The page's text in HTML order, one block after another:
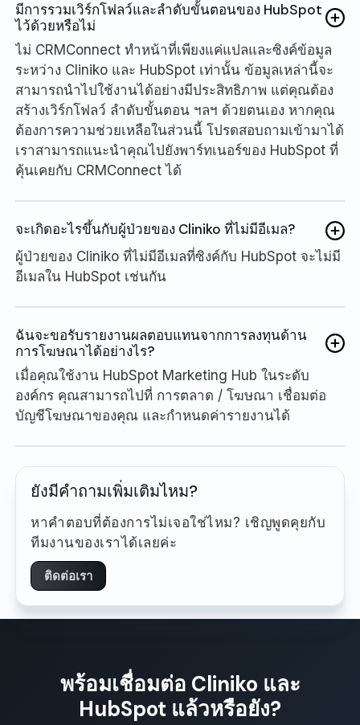
มีการรวมเวิร์กโฟลว์และลำดับขั้นตอนของ HubSpot
ไว้ด้วยหรือไม่
ไม่ CRMConnect ทำหน้าที่เพียงแค่แปลและซิงค์ข้อมูล
ระหว่าง Cliniko และ HubSpot เท่านั้น ข้อมูลเหล่านี้จะ
สามารถนำไปใช้งานได้อย่างมีประสิทธิภาพ แต่คุณต้อง
สร้างเวิร์กโฟลว์ ลำดับขั้นตอน ฯลฯ ด้วยตนเอง หากคุณ
ต้องการความช่วยเหลือในส่วนนี้ โปรดสอบถามเข้ามาได้
เราสามารถแนะนำคุณไปยังพาร์ทเนอร์ของ HubSpot ที่
คุ้นเคยกับ CRMConnect ได้
จะเกิดอะไรขึ้นกับผู้ป่วยของ Cliniko ที่ไม่มีอีเมล?
ผู้ป่วยของ Cliniko ที่ไม่มีอีเมลที่ซิงค์กับ HubSpot จะไม่มี
อีเมลใน HubSpot เช่นกัน
ฉันจะขอรับรายงานผลตอบแทนจากการลงทุนด้าน
การโฆษณาได้อย่างไร?
เมื่อคุณใช้งาน HubSpot Marketing Hub ในระดับ
องค์กร คุณสามารถไปที่ การตลาด / โฆษณา เชื่อมต่อ
บัญชีโฆษณาของคุณ และกำหนดค่ารายงานได้
ยังมีคำถามเพิ่มเติมไหม?
หาคำตอบที่ต้องการไม่เจอใช่ไหม? เชิญพูดคุยกับ
ทีมงานของเราได้เลยค่ะ
ติดต่อเรา
พร้อมเชื่อมต่อ Cliniko และ
HubSpot แล้วหรือยัง?